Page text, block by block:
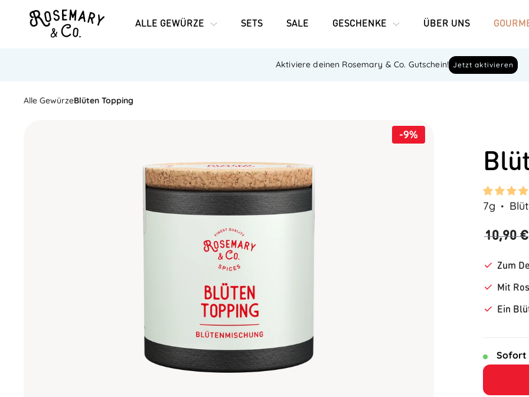
ALLE GEWÜRZE SETS SALE GESCHENKE ÜBER UNS
Aktiviere deinen Rosemary & Co. Gutschein! Jetzt aktivieren
Alle GewürzeBlüten Topping
-9%
7g
10,90 €
Zum
Mit
Ein
Sofort